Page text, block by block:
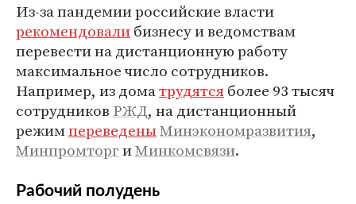
Из-за пандемии российские власти
рекомендовалибизнесу и ведомствам
перевести на дистанционную работу
максимальное число сотрудников.
Например, из доматрудятсяболее 93 тысяч
сотрудников РЖД, на дистанционный
режимпереведеныМинэкономразвития,
МинпромторгиМинкомсвязи.
Рабочий полудень